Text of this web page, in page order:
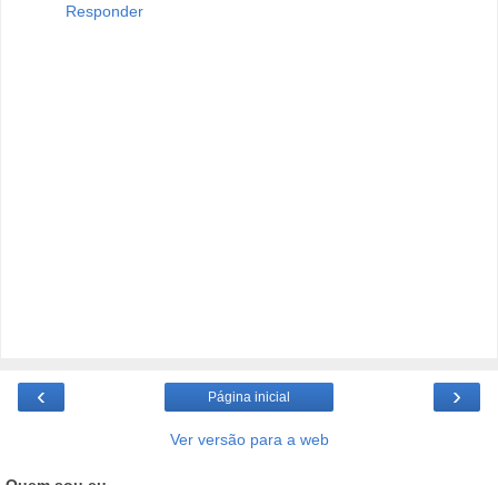
Responder
‹ ›
Página inicial
Ver versão para a web